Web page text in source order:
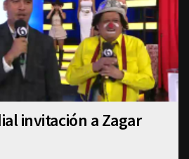
invitación a Zagar